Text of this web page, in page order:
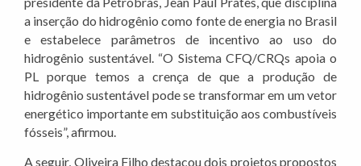
a inserção do hidrogênio como fonte de energia no Brasil
e estabelece parâmetros de incentivo ao uso do
hidrogênio sustentável. “O Sistema CFQ/CRQs apoia o
PL porque temos a crença de que a produção de
hidrogênio sustentável pode se transformar em um vetor
energético importante em substituição aos combustíveis
fósseis”, afirmou.
A seguir, Oliveira Filho destacou dois projetos propostos